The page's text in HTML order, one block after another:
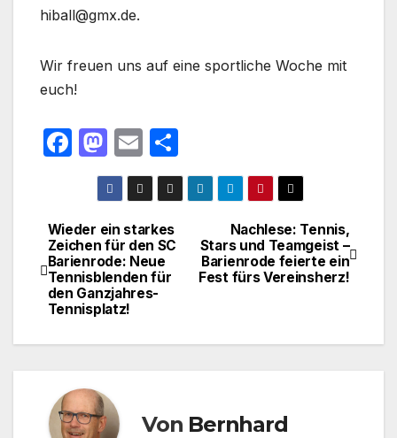
hiball@gmx.de.
Wir freuen uns auf eine sportliche Woche mit
euch!
F
e
b
o
o
k
M
a
st
o
d
o
n
E
m
ail
ei
le
Beitragsnavigation
Nachlese: Tennis,
Stars und Teamgeist –
Barienrode feierte ein
Fest fürs Vereinsherz!
Wieder ein starkes
Zeichen für den SC
Barienrode: Neue
Tennisblenden für
den Ganzjahres-
Tennisplatz!
Von Bernhard